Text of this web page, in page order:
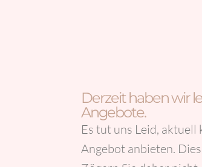
Derzeit haben wir
Angebote.
Es tut uns Leid,
Angebot anbieten.